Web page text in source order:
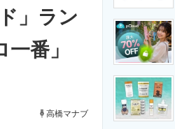
製造業のIT導入・活用を支援
エネルギーの専門メディア
」ラン
番」
高橋マナブ